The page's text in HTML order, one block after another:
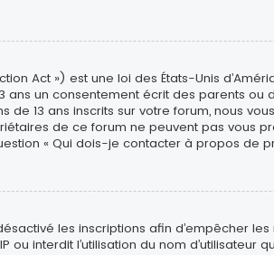
Act ») est une loi des États-Unis
ans un consentement écrit des parents
de 13 ans inscrits sur votre forum, nous
de ce forum ne peuvent pas vous
« Qui dois-je contacter à propos de
les inscriptions afin d’empêcher
interdit l’utilisation du nom d’utilisateur